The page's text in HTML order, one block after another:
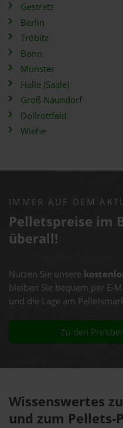
Gestratz
Berlin
Tröbitz
Bonn
Münster
Halle (Saale)
Groß Naundorf
Dollrottfeld
Wiehe
IMMER AUF DEM
Pelletspreise im
überall!
Nutzen Sie unsere
bleiben Sie bequem per E-
und die Lage am
Zu den
Wissenswertes
und zum Pellets-